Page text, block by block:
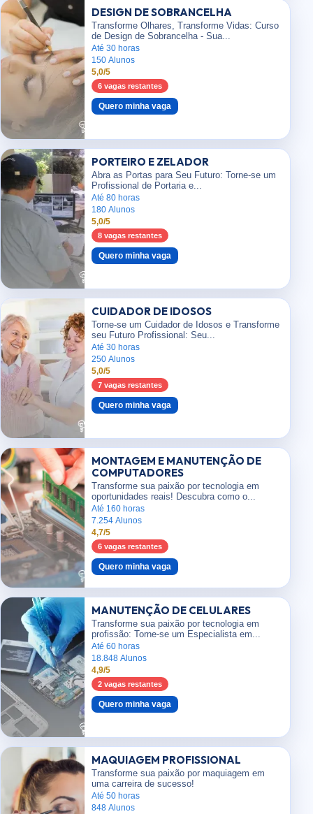
DESIGN DE SOBRANCELHA
Transforme Olhares, Transforme Vidas: Curso
de Design de Sobrancelha - Sua...
Até 30 horas
150 Alunos
5,0/5
6 vagas restantes
Quero minha vaga
PORTEIRO E ZELADOR
Abra as Portas para Seu Futuro: Torne-se um
Profissional de Portaria e...
Até 80 horas
180 Alunos
5,0/5
8 vagas restantes
Quero minha vaga
CUIDADOR DE IDOSOS
Torne-se um Cuidador de Idosos e Transforme
seu Futuro Profissional: Seu...
Até 30 horas
250 Alunos
5,0/5
7 vagas restantes
Quero minha vaga
MONTAGEM E MANUTENÇÃO DE
COMPUTADORES
Transforme sua paixão por tecnologia em
oportunidades reais! Descubra como o...
Até 160 horas
7.254 Alunos
4,7/5
6 vagas restantes
Quero minha vaga
MANUTENÇÃO DE CELULARES
Transforme sua paixão por tecnologia em
profissão: Torne-se um Especialista em...
Até 60 horas
18.848 Alunos
4,9/5
2 vagas restantes
Quero minha vaga
MAQUIAGEM PROFISSIONAL
Transforme sua paixão por maquiagem em
uma carreira de sucesso!
Até 50 horas
848 Alunos